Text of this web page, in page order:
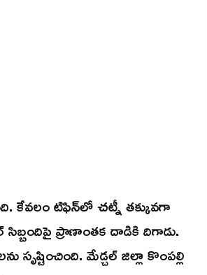
టిఫిన్‌లో చట్నీ తక్కువగా
ప్రాణాంతక దాడికి దిగాడు.
మేడ్చల్ జిల్లా కొంపల్లి